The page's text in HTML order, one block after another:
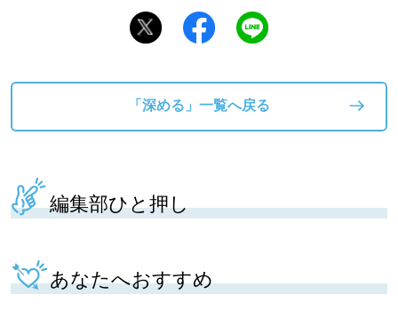
「深める」一覧へ戻る
編集部ひと押し
あなたへおすすめ